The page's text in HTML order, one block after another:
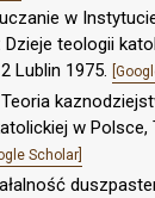
w
Dzieje teologii
Lublin 1975.
w Polsce,
Scholar]